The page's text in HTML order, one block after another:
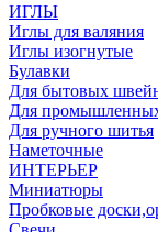
ИГЛЫ
Иглы для валяния
Иглы изогнутые
Булавки
Для бытовых
Для
Для ручного шитья
Наметочные
ИНТЕРЬЕР
Миниатюры
Пробковые